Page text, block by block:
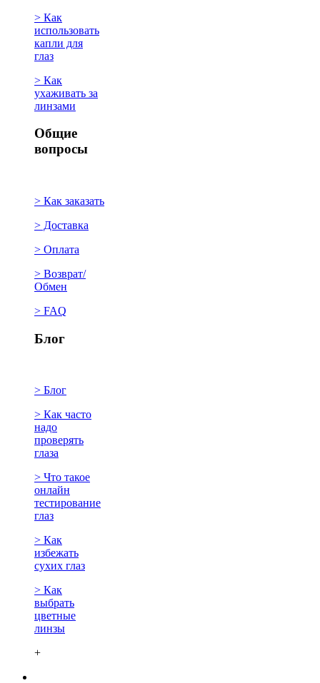
> Как
использовать
капли для
глаз
> Как
ухаживать за
линзами
Общие
вопросы
> Как заказать
> Доставка
> Оплата
> Возврат/
Обмен
> FAQ
Блог
> Блог
> Как часто
надо
проверять
глаза
> Что такое
онлайн
тестирование
глаз
> Как
избежать
сухих глаз
> Как
выбрать
цветные
линзы
+